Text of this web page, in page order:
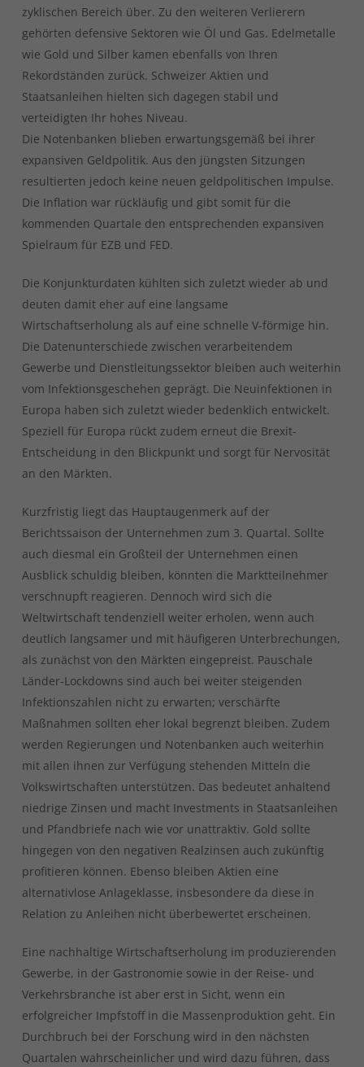
zyklischen Bereich über. Zu den weiteren Verlierern
gehörten defensive Sektoren wie Öl und Gas. Edelmetalle
wie Gold und Silber kamen ebenfalls von Ihren
Rekordständen zurück. Schweizer Aktien und
Staatsanleihen hielten sich dagegen stabil und
verteidigten Ihr hohes Niveau.
Die Notenbanken blieben erwartungsgemäß bei ihrer
expansiven Geldpolitik. Aus den jüngsten Sitzungen
resultierten jedoch keine neuen geldpolitischen Impulse.
Die Inflation war rückläufig und gibt somit für die
kommenden Quartale den entsprechenden expansiven
Spielraum für EZB und FED.
Die Konjunkturdaten kühlten sich zuletzt wieder ab und
deuten damit eher auf eine langsame
Wirtschaftserholung als auf eine schnelle V-förmige hin.
Die Datenunterschiede zwischen verarbeitendem
Gewerbe und Dienstleitungssektor bleiben auch weiterhin
vom Infektionsgeschehen geprägt. Die Neuinfektionen in
Europa haben sich zuletzt wieder bedenklich entwickelt.
Speziell für Europa rückt zudem erneut die Brexit-
Entscheidung in den Blickpunkt und sorgt für Nervosität
an den Märkten.
Kurzfristig liegt das Hauptaugenmerk auf der
Berichtssaison der Unternehmen zum 3. Quartal. Sollte
auch diesmal ein Großteil der Unternehmen einen
Ausblick schuldig bleiben, könnten die Marktteilnehmer
verschnupft reagieren. Dennoch wird sich die
Weltwirtschaft tendenziell weiter erholen, wenn auch
deutlich langsamer und mit häufigeren Unterbrechungen,
als zunächst von den Märkten eingepreist. Pauschale
Länder-Lockdowns sind auch bei weiter steigenden
Infektionszahlen nicht zu erwarten; verschärfte
Maßnahmen sollten eher lokal begrenzt bleiben. Zudem
werden Regierungen und Notenbanken auch weiterhin
mit allen ihnen zur Verfügung stehenden Mitteln die
Volkswirtschaften unterstützen. Das bedeutet anhaltend
niedrige Zinsen und macht Investments in Staatsanleihen
und Pfandbriefe nach wie vor unattraktiv. Gold sollte
hingegen von den negativen Realzinsen auch zukünftig
profitieren können. Ebenso bleiben Aktien eine
alternativlose Anlageklasse, insbesondere da diese in
Relation zu Anleihen nicht überbewertet erscheinen.
Eine nachhaltige Wirtschaftserholung im produzierenden
Gewerbe, in der Gastronomie sowie in der Reise- und
Verkehrsbranche ist aber erst in Sicht, wenn ein
erfolgreicher Impfstoff in die Massenproduktion geht. Ein
Durchbruch bei der Forschung wird in den nächsten
Quartalen wahrscheinlicher und wird dazu führen, dass